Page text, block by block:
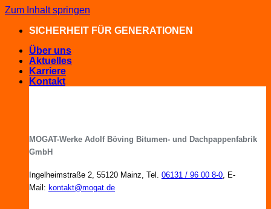
Zum Inhalt springen
SICHERHEIT FÜR GENERATIONEN
Über uns
Aktuelles
Karriere
Kontakt
MOGAT-Werke Adolf Böving Bitumen- und Dachpappenfabrik
GmbH
Ingelheimstraße 2, 55120 Mainz, Tel. 06131 / 96 00 8-0, E-
Mail: kontakt@mogat.de